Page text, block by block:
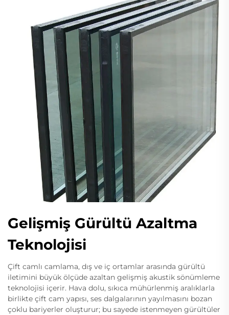
Gelişmiş Gürültü Azaltma
Teknolojisi
Çift camlı camlama, dış ve iç ortamlar arasında gürültü
iletimini büyük ölçüde azaltan gelişmiş akustik sönümleme
teknolojisi içerir. Hava dolu, sıkıca mühürlenmiş aralıklarla
birlikte çift cam yapısı, ses dalgalarının yayılmasını bozan
çoklu bariyerler oluşturur; bu sayede istenmeyen gürültüler